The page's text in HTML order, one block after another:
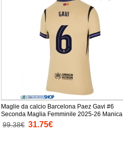
Maglie da calcio Barcelona Paez Gavi #6
Seconda Maglia Femminile 2025-26 Manica
Corta
99.38€ 31.75€